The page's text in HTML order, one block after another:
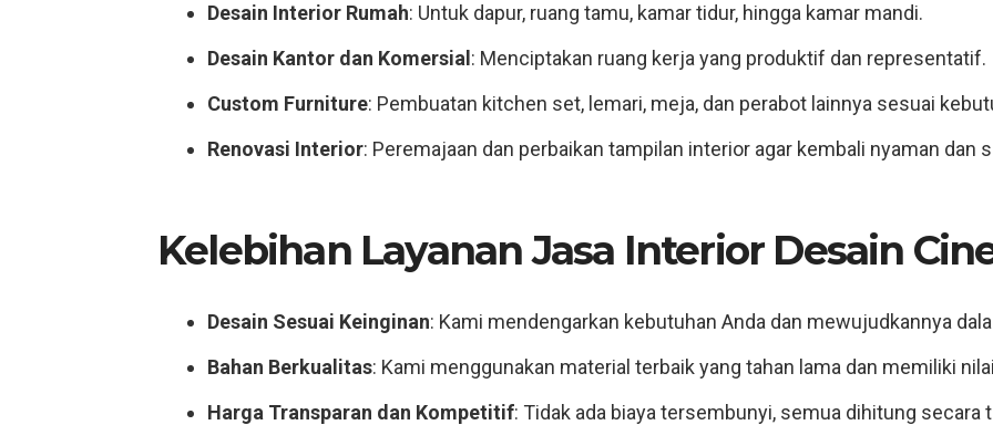
Desain Interior Rumah: Untuk dapur, ruang tamu, kamar tidur, hingga kamar mandi.
Desain Kantor dan Komersial : Menciptakan ruang kerja yang produktif dan representatif.
Custom Furniture: Pembuatan kitchen set, lemari, meja, dan perabot lainnya sesuai
Renovasi Interior: Peremajaan dan perbaikan tampilan interior agar kembali nyaman dan
Kelebihan Layanan Jasa Interior Desain
Desain Sesuai Keinginan: Kami mendengarkan kebutuhan Anda dan mewujudkannya
Bahan Berkualitas: Kami menggunakan material terbaik yang tahan lama dan memiliki
Harga Transparan dan Kompetitif: Tidak ada biaya tersembunyi, semua dihitung secara